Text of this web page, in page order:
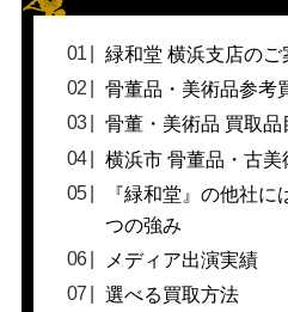
緑和堂 横浜支店のご
骨董品・美術品参考
骨董・美術品 買取品
横浜市 骨董品・古美
『緑和堂』の他社に
つの強み
メディア出演実績
選べる買取方法